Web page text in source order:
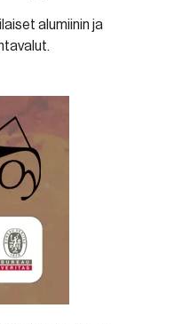
alumiinin ja